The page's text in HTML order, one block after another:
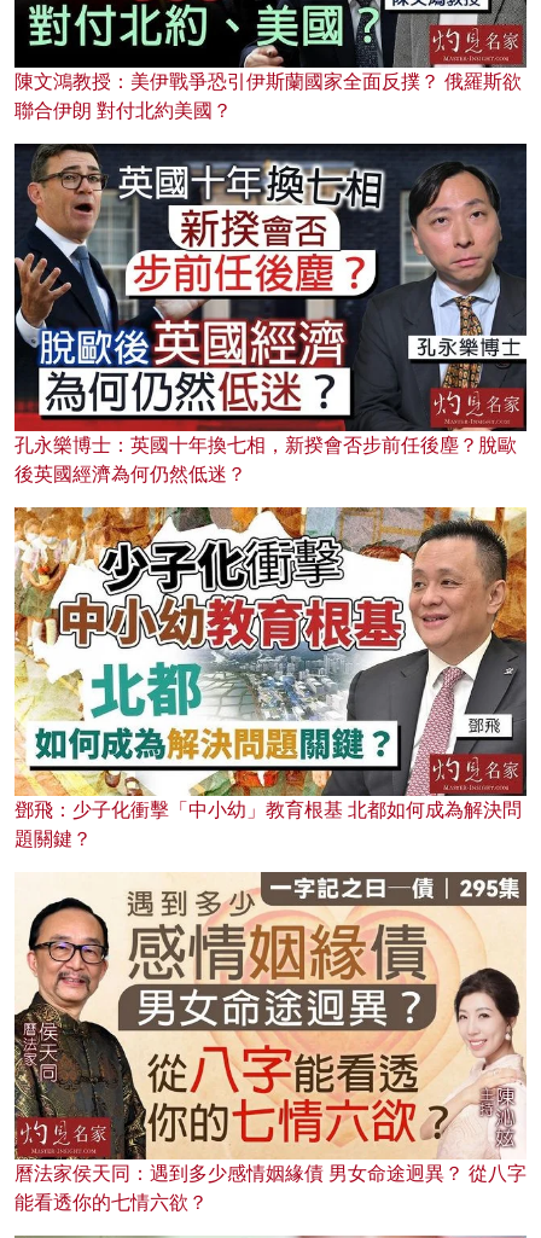
陳文鴻教授：美伊戰爭恐引伊斯蘭國家全面反撲？ 俄羅斯欲
聯合伊朗 對付北約美國？
孔永樂博士：英國十年換七相，新揆會否步前任後塵？脫歐
後英國經濟為何仍然低迷？
鄧飛：少子化衝擊「中小幼」教育根基 北都如何成為解決問
題關鍵？
曆法家侯天同：遇到多少感情姻緣債 男女命途迥異？ 從八字
能看透你的七情六欲？